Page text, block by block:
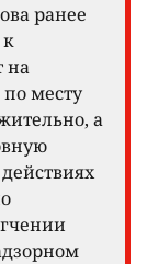
ранее
на
месту
а